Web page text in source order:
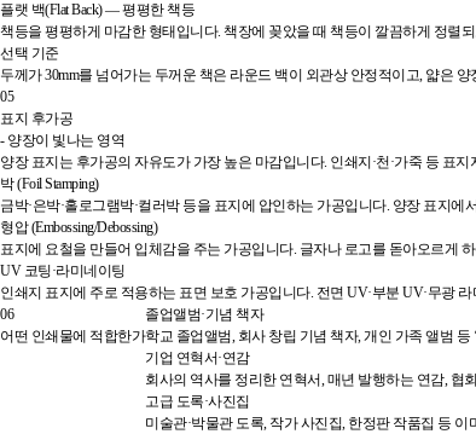
플랫 백(Flat Back) — 평평한 책등
책등을 평평하게 마감한 형태입니다. 책장에 꽂았을 때 책등이 깔끔하게 정렬
선택 기준
두께가 30mm를 넘어가는 두꺼운 책은 라운드 백이 외관상 안정적이고, 얇은
05
표지 후가공
- 양장이 빛나는 영역
양장 표지는 후가공의 자유도가 가장 높은 마감입니다. 인쇄지·천·가죽 등 표
박 (Foil Stamping)
금박·은박·홀로그램박·컬러박 등을 표지에 압인하는 가공입니다. 양장 표지
형압 (Embossing/Debossing)
표지에 요철을 만들어 입체감을 주는 가공입니다. 글자나 로고를 돋아오르게
UV 코팅·라미네이팅
인쇄지 표지에 주로 적용하는 표면 보호 가공입니다. 전면 UV·부분 UV·무광
06
어떤 인쇄물에 적합한가
졸업앨범·기념 책자
학교 졸업앨범, 회사 창립 기념 책자, 개인 가족 앨범
기업 연혁서·연감
회사의 역사를 정리한 연혁서, 매년 발행하는 연감, 협
고급 도록·사진집
미술관·박물관 도록, 작가 사진집, 한정판 작품집 등